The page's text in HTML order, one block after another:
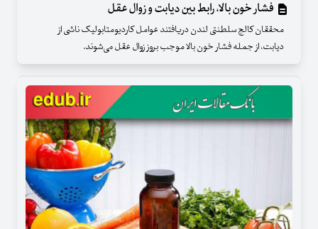
فشار خون بالا، رابط بین دیابت و زوال عقل
محققان کالج سلطنتی لندن دریافتند عوامل کاردیومتابولیک ناشی از
دیابت، از جمله فشار خون بالا موجب بروز زوال عقل می‌شوند.